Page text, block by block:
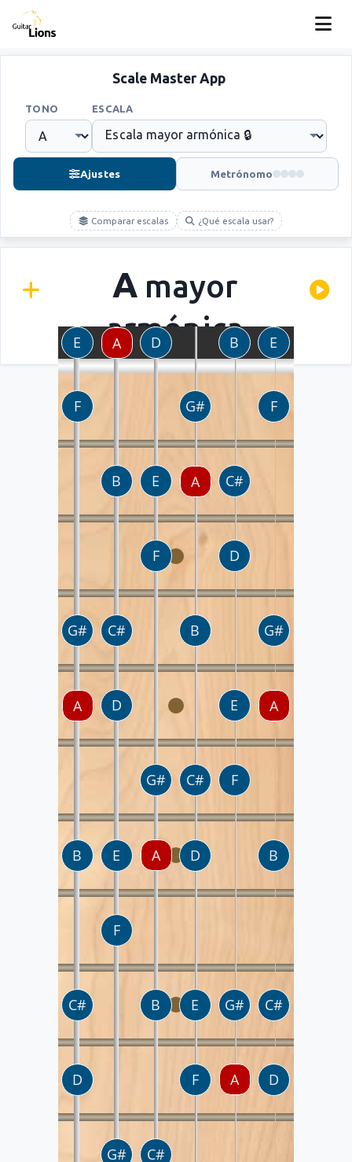
Scale Master App
TONO ESCALA
Ajustes Metrónomo
Comparar escalas ¿Qué escala usar?
A mayor
armónica